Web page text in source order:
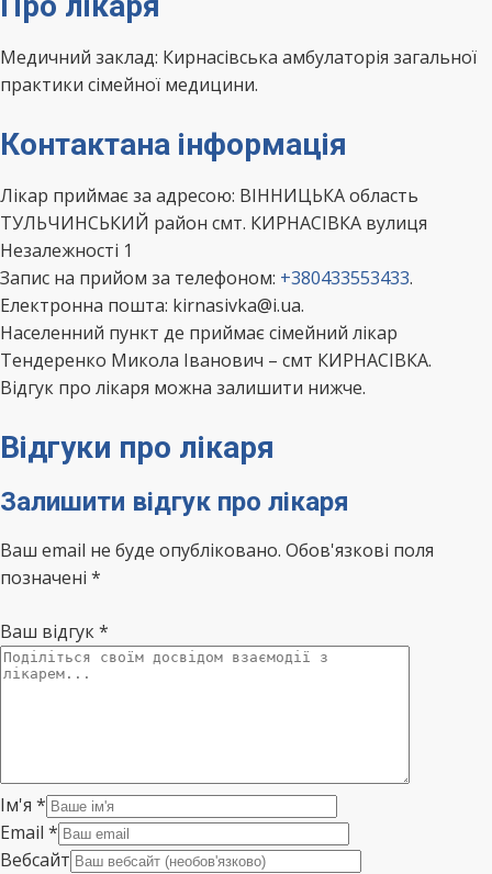
Медичний заклад: Кирнасівська амбулаторія загальної
практики сімейної медицини.
Контактана інформація
Лікар приймає за адресою: ВІННИЦЬКА область
ТУЛЬЧИНСЬКИЙ район смт. КИРНАСІВКА вулиця
Незалежності 1
Запис на прийом за телефоном: +380433553433.
Електронна пошта: kirnasivka@i.ua.
Населенний пункт де приймає сімейний лікар
Тендеренко Микола Іванович – смт КИРНАСІВКА.
Відгук про лікаря можна залишити нижче.
Відгуки про лікаря
Залишити відгук про лікаря
Ваш email не буде опубліковано. Обов'язкові поля
позначені *
Ваш відгук*
Ім'я *
Email *
Вебсайт